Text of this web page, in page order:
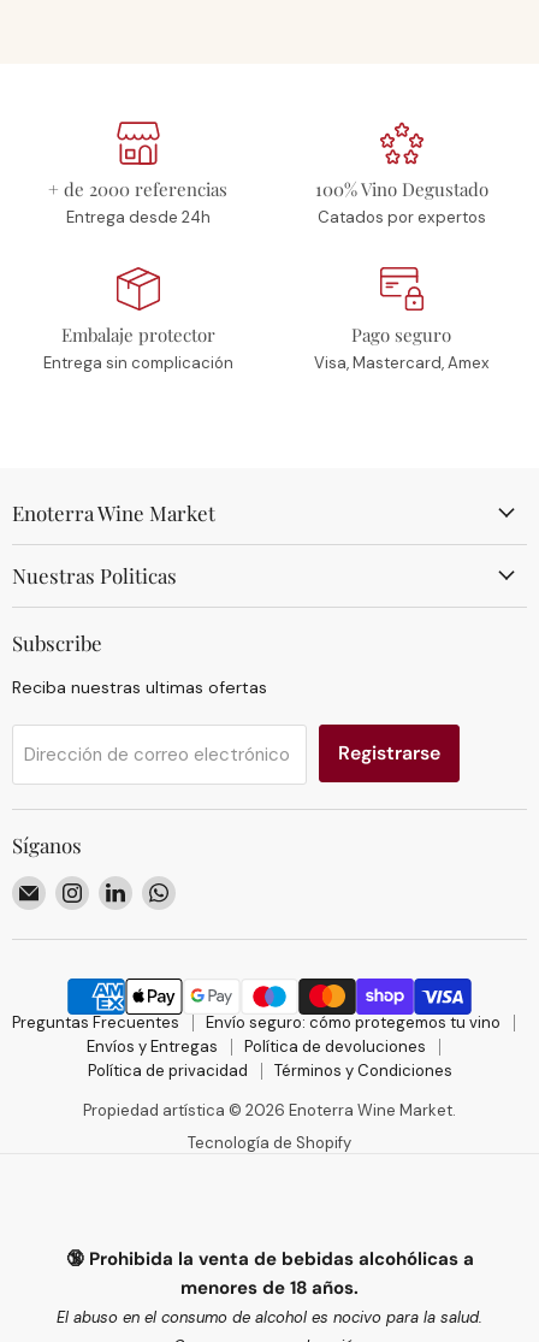
+ de 2000 referencias
Entrega desde 24h
100% Vino Degustado
Catados por expertos
Embalaje protector
Entrega sin complicación
Pago seguro
Visa, Mastercard, Amex
Enoterra Wine Market
Nuestras Politicas
Subscribe
Reciba nuestras ultimas ofertas
Dirección de correo electrónico Registrarse
Síganos
Encuéntrenos
en
Correo
Encuéntrenos
en
Instagram
Encuéntrenos
en
LinkedIn
Encuéntrenos
WhatsApp
Preguntas Frecuentes
Envío seguro: cómo protegemos tu vino
Envíos y Entregas
Política de devoluciones
Política de privacidad
Términos y Condiciones
Propiedad artística © 2026 Enoterra Wine Market.
Tecnología de Shopify
🔞 Prohibida la venta de bebidas alcohólicas a
menores de 18 años.
El abuso en el consumo de alcohol es nocivo para la salud.